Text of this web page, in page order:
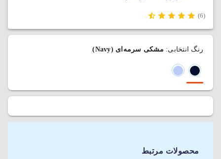
(6)
رنگ انتخابی: مشکی سرمه‌ای (Navy)
محصولات مرتبط